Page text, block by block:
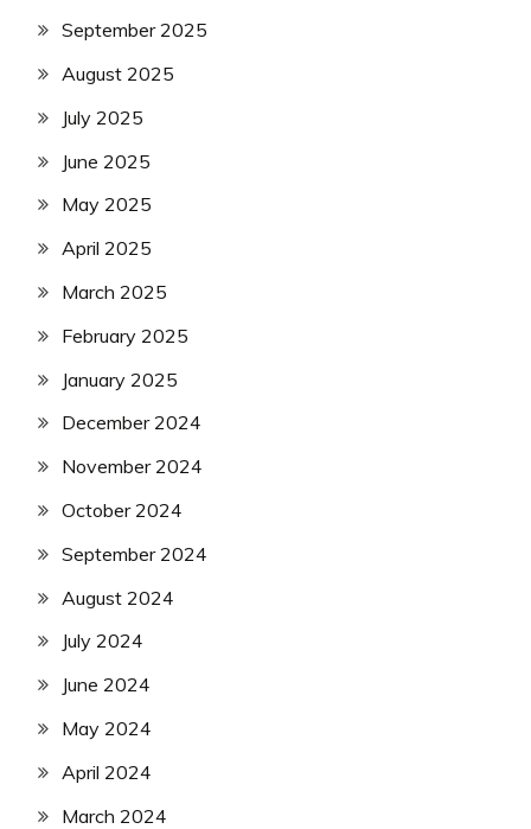
September 2025
August 2025
July 2025
June 2025
May 2025
April 2025
March 2025
February 2025
January 2025
December 2024
November 2024
October 2024
September 2024
August 2024
July 2024
June 2024
May 2024
April 2024
March 2024